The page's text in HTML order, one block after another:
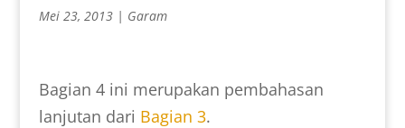
Mei 23, 2013| Garam
Bagian 4 ini merupakan pembahasan
lanjutan dari Bagian 3.